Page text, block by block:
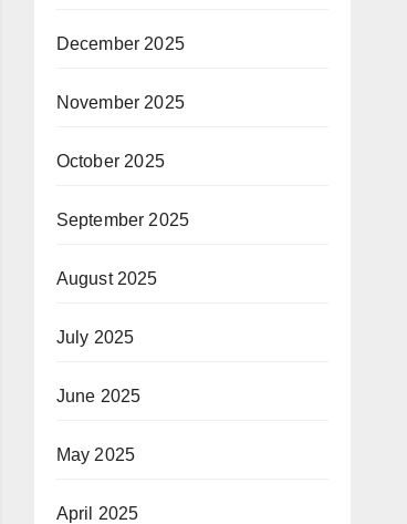
December 2025
November 2025
October 2025
September 2025
August 2025
July 2025
June 2025
May 2025
April 2025